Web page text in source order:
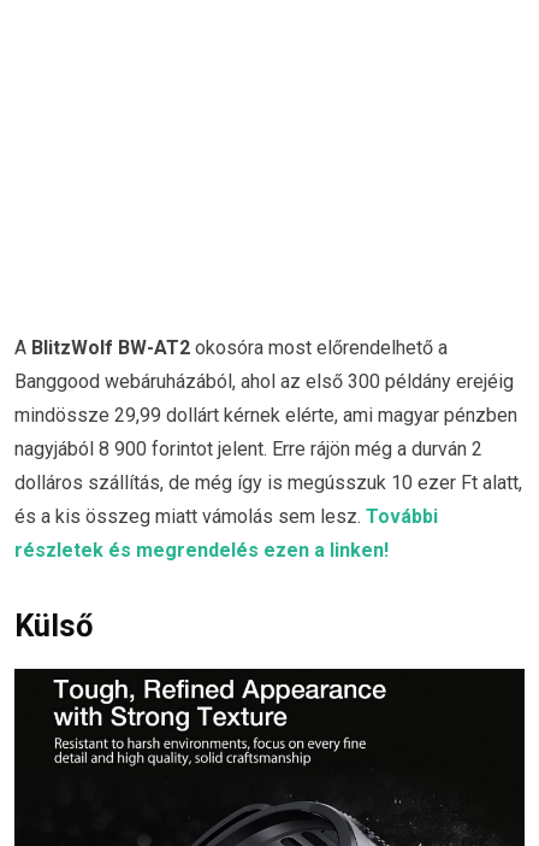
A BlitzWolf BW-AT2 okosóra most előrendelhető a
Banggood webáruházából, ahol az első 300 példány erejéig
mindössze 29,99 dollárt kérnek elérte, ami magyar pénzben
nagyjából 8 900 forintot jelent. Erre rájön még a durván 2
dolláros szállítás, de még így is megússzuk 10 ezer Ft alatt,
és a kis összeg miatt vámolás sem lesz. További
részletek és megrendelés ezen a linken!
Külső